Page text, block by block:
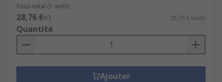
Sous-total (1 unité)
28,76 €HT 28,76 €/unité
Quantité
Ajouter